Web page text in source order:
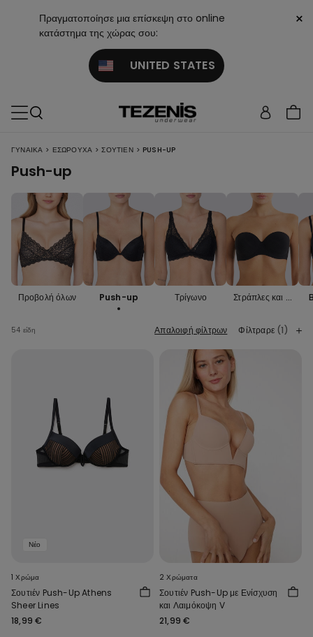
Πραγματοποίησε μια επίσκεψη στο online
κατάστημα της χώρας σου:
UNITED STATES
×
ΓΥΝΑΙΚΑ > ΕΣΏΡΟΥΧΑ > ΣΟΥΤΙΈΝ > PUSH-UP
Push-up
Προβολή όλων Push-up Τρίγωνο
Στράπλες και B
54 είδη Απαλοιφή φίλτρων Φίλτραρε (1)
Νέο
1 Χρώμα
Σουτιέν Push-Up Athens
Sheer Lines
18,99 €
2 Χρώματα
Σουτιέν Push-Up με Ενίσχυση
και Λαιμόκοψη V
21,99 €